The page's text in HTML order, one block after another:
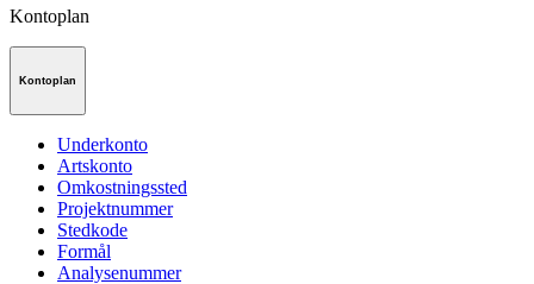
Kontoplan
Kontoplan
Underkonto
Artskonto
Omkostningssted
Projektnummer
Stedkode
Formål
Analysenummer